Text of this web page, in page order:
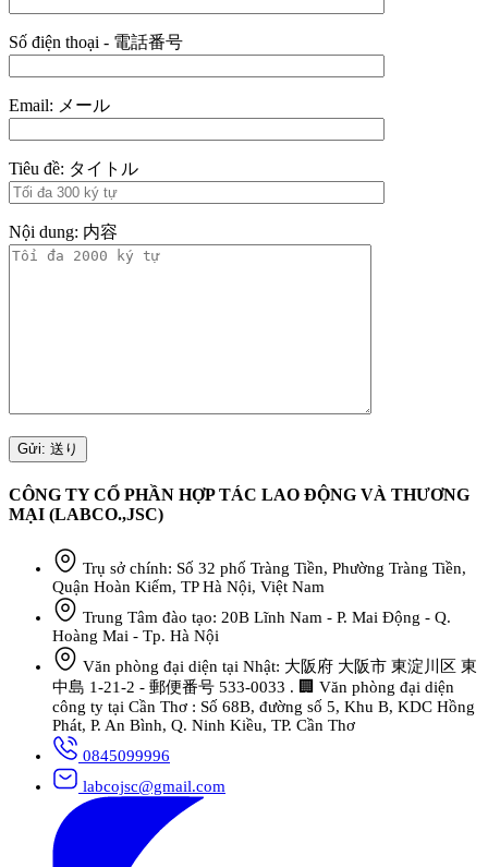
Số điện thoại - 電話番号
Email: メール
Tiêu đề: タイトル
Nội dung: 内容
CÔNG TY CỔ PHẦN HỢP TÁC LAO ĐỘNG VÀ THƯƠNG
MẠI (LABCO.,JSC)
Trụ sở chính: Số 32 phố Tràng Tiền, Phường Tràng Tiền,
Quận Hoàn Kiếm, TP Hà Nội, Việt Nam
Trung Tâm đào tạo: 20B Lĩnh Nam - P. Mai Động - Q.
Hoàng Mai - Tp. Hà Nội
Văn phòng đại diện tại Nhật: 大阪府 大阪市 東淀川区 東
中島 1-21-2 - 郵便番号 533-0033 . 🏢 Văn phòng đại diện
công ty tại Cần Thơ : Số 68B, đường số 5, Khu B, KDC Hồng
Phát, P. An Bình, Q. Ninh Kiều, TP. Cần Thơ
0845099996
labcojsc@gmail.com